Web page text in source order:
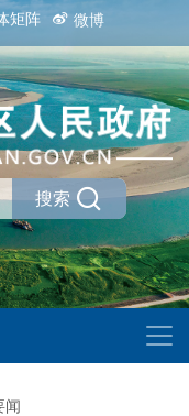
矩阵 微博
搜索
闻